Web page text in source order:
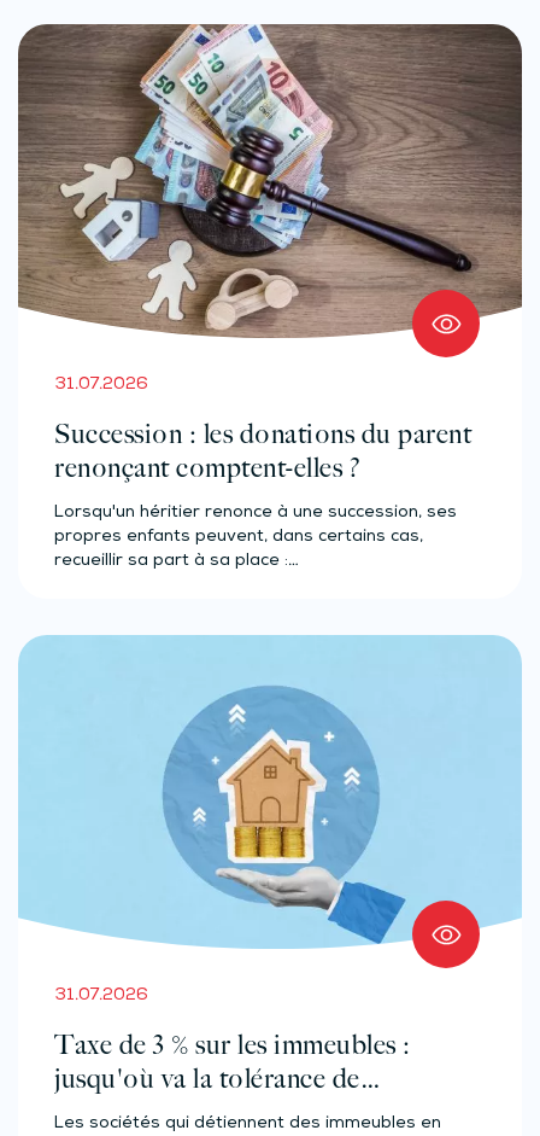
31.07.2026
Succession : les donations du parent
renonçant comptent-elles ?
Lorsqu'un héritier renonce à une succession, ses
propres enfants peuvent, dans certains cas,
recueillir sa part à sa place :…
31.07.2026
Taxe de 3 % sur les immeubles :
jusqu'où va la tolérance de
l'administration ?
Les sociétés qui détiennent des immeubles en